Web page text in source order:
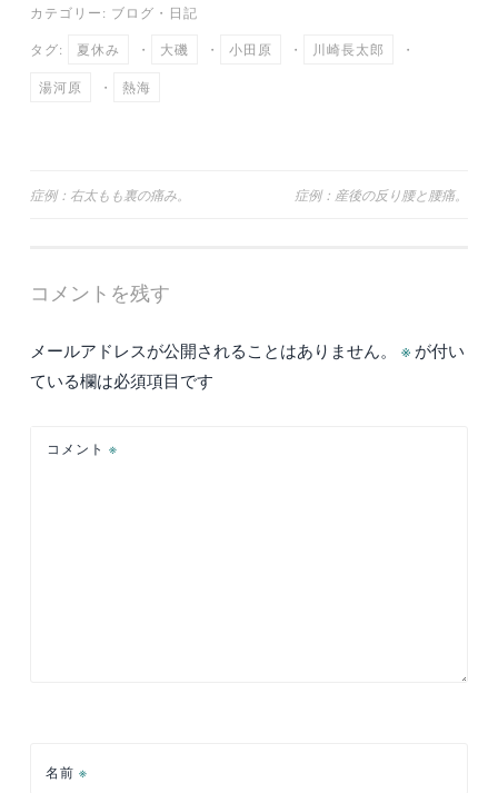
カテゴリー: ブログ ・ 日記
タグ: 夏休み ・ 大磯 ・ 小田原 ・ 川崎長太郎 ・
湯河原 ・ 熱海
投
ビ
ー
シ
症例：右太もも裏の痛み。 症例：産後の反り腰と腰痛。
コメントを残す
メールアドレスが公開されることはありません。 ※ が付い
ている欄は必須項目です
コメント ※
名前 ※